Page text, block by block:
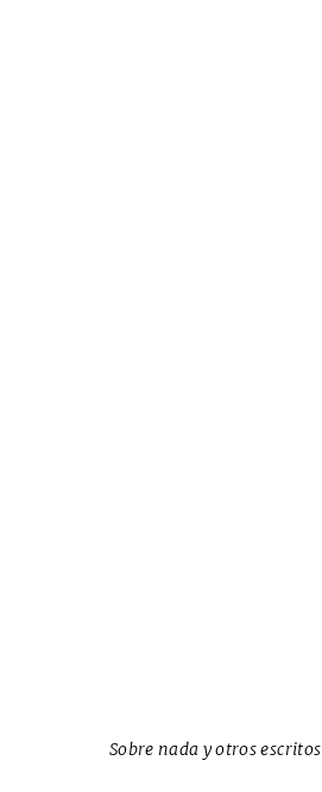
Sobre nada y otros escritos